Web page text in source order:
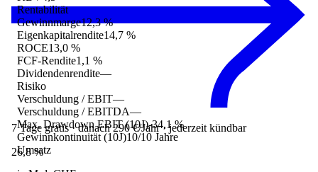
Rentabilität
Gewinnmarge12,3 %
Eigenkapitalrendite14,7 %
ROCE13,0 %
FCF-Rendite1,1 %
Dividendenrendite—
Risiko
Verschuldung / EBIT—
Verschuldung / EBITDA—
Max. Drawdown EBIT (10J)-34,1 %
Gewinnkontinuität (10J)10/10 Jahre
Umsatz
7 Tage gratis · danach 290 €/Jahr · jederzeit kündbar
26,8 %